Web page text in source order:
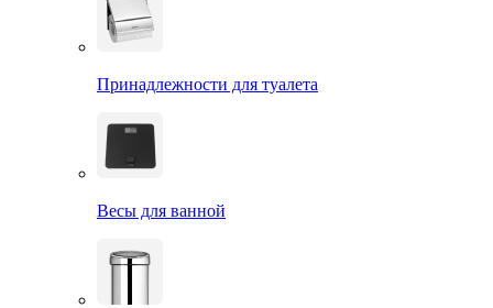
Принадлежности для туалета
Весы для ванной